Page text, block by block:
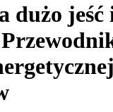
dużo jeść